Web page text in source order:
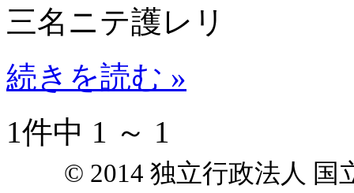
三名ニテ護レリ
続きを読む »
1件中 1 ～ 1
© 2014 独立行政法人 国